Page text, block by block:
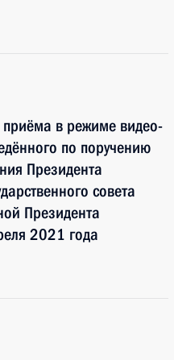
приёма в режиме видео-
по поручению
Президента
совета
Президента
2021 года